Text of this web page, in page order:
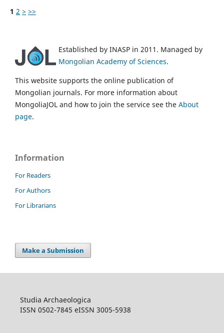
1 2 > >>
Established by INASP in 2011. Managed by
Mongolian Academy of Sciences.
This website supports the online publication of
Mongolian journals. For more information about
MongoliaJOL and how to join the service see the About
page.
Information
For Readers
For Authors
For Librarians
Make a Submission
Studia Archaeologica
ISSN 0502-7845 eISSN 3005-5938